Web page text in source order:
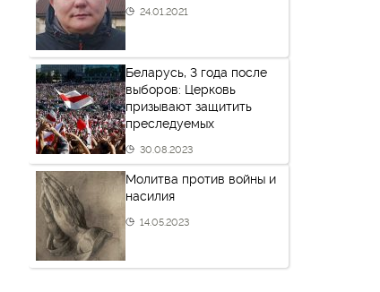
24.01.2021
Беларусь, 3 года после
выборов: Церковь
призывают защитить
преследуемых
30.08.2023
Молитва против войны и
насилия
14.05.2023